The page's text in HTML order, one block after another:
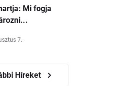
Mi fogja
7.
Híreket